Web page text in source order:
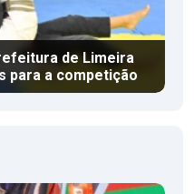
de Limeira
para a competição